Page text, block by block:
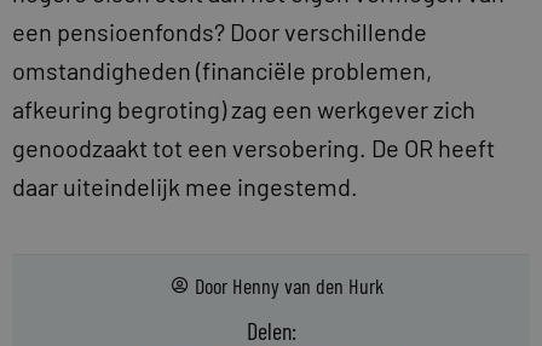
een pensioenfonds? Door verschillende
omstandigheden (financiële problemen,
afkeuring begroting) zag een werkgever zich
genoodzaakt tot een versobering. De OR heeft
daar uiteindelijk mee ingestemd.
Door Henny van den Hurk
Delen: